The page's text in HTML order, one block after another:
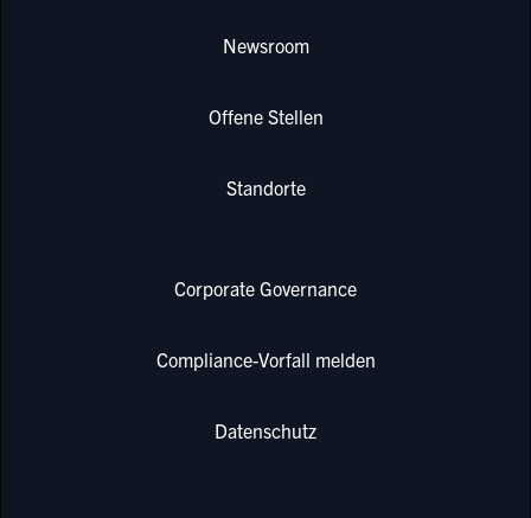
Newsroom
Offene Stellen
Standorte
Corporate Governance
Compliance-Vorfall melden
Datenschutz